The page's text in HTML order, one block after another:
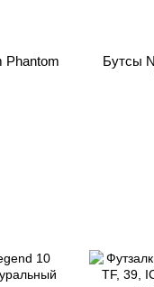
Phantom
Бутсы